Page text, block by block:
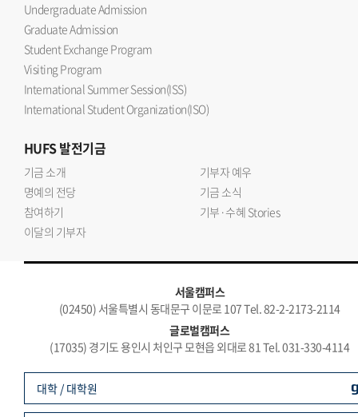
Undergraduate Admission
Graduate Admission
Student Exchange Program
Visiting Program
International Summer Session(ISS)
International Student Organization(ISO)
HUFS발전기금
기금 소개
기부자 예우
명예의 전당
기금 소식
참여하기
기부·수혜 Stories
이달의 기부자
서울캠퍼스
(02450) 서울특별시 동대문구 이문로 107 Tel. 82-2-2173-2114
글로벌캠퍼스
(17035) 경기도 용인시 처인구 모현읍 외대로 81 Tel. 031-330-4114
대학 / 대학원